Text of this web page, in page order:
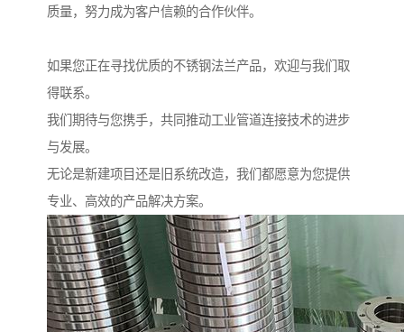
质量，努力成为客户信赖的合作伙伴。
如果您正在寻找优质的不锈钢法兰产品，欢迎与我们取
得联系。
我们期待与您携手，共同推动工业管道连接技术的进步
与发展。
无论是新建项目还是旧系统改造，我们都愿意为您提供
专业、高效的产品解决方案。